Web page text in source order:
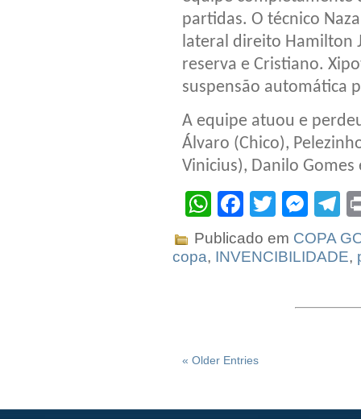
partidas. O técnico
lateral direito Hamilton
reserva e Cristiano.
suspensão automática
A equipe atuou e
Álvaro (Chico),
Vinicius), Danilo Gomes
WhatsApp
Facebook
Twitter
Publicado em COPA
copa, INVENCIBILIDADE,
« Older Entries